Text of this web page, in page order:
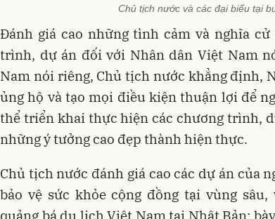
Chủ tịch nước và các đại biểu tại
Đánh giá cao những tình cảm và nghĩa cử
trình, dự án đối với Nhân dân Việt Nam
Nam nói riêng, Chủ tịch nước khẳng định,
ủng hộ và tạo mọi điều kiện thuận lợi để
thể triển khai thực hiện các chương trình,
những ý tưởng cao đẹp thành hiện thực.
Chủ tịch nước đánh giá cao các dự án của
bảo vệ sức khỏe cộng đồng tại vùng sâu,
quảng bá du lịch Việt Nam tại Nhật Bản;